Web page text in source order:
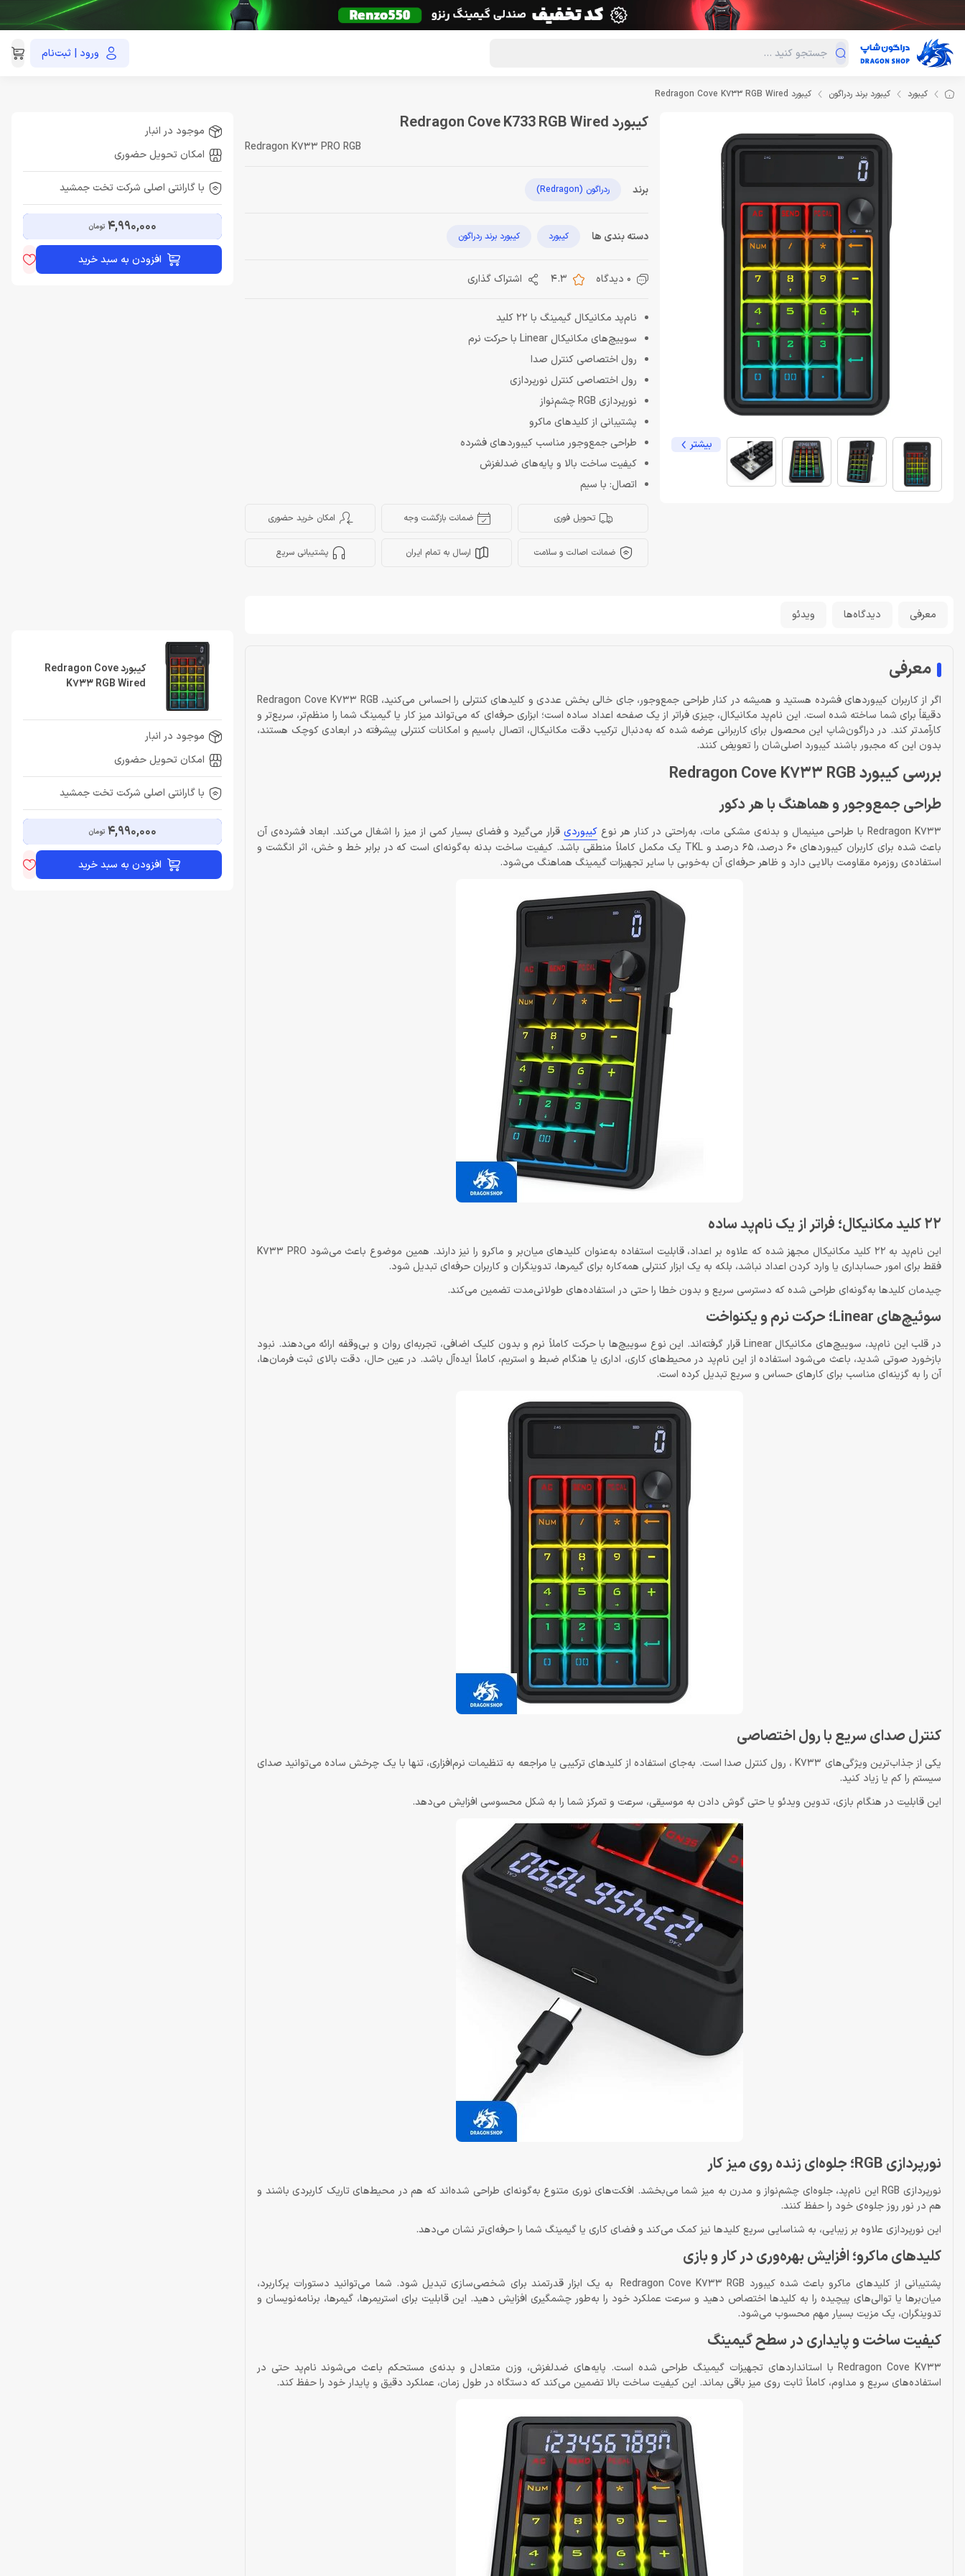
ورود | ثبت‌نام دسته‌بندی محصولات فروش ویژه 021-91035390
کیبورد کیبورد برند ردراگون کیبورد Redragon Cove K733 RGB Wired
بیشتر
کیبورد Redragon Cove K733 RGB Wired
Redragon K733 PRO RGB
برند ردراگون (Redragon)
دسته بندی ها کیبورد کیبورد برند ردراگون
0 دیدگاه 4.3 اشتراک گذاری
نام‌پد مکانیکال گیمینگ با 22 کلید
سوییچ‌های مکانیکال Linear با حرکت نرم
رول اختصاصی کنترل صدا
رول اختصاصی کنترل نورپردازی
نورپردازی RGB چشم‌نواز
پشتیبانی از کلیدهای ماکرو
طراحی جمع‌وجور مناسب کیبوردهای فشرده
کیفیت ساخت بالا و پایه‌های ضدلغزش
اتصال: با سیم
تحویل فوری ضمانت بازگشت وجه امکان خرید حضوری
ضمانت اصالت و سلامت ارسال به تمام ایران پشتیبانی سریع
موجود در انبار
امکان تحویل حضوری
با گارانتی اصلی شرکت تخت جمشید
4,990,000 تومان
افزودن به سبد خرید
معرفی دیدگاه‌ها ویدئو
معرفی
اگر از کاربران کیبوردهای فشرده هستید و همیشه در کنار طراحی جمع‌وجور، جای خالی بخش عددی و کلیدهای کنترلی را احساس می‌کنید، Redragon Cove K733 RGB
دقیقاً برای شما ساخته شده است. این نام‌پد مکانیکال، چیزی فراتر از یک صفحه اعداد ساده است؛ ابزاری حرفه‌ای که می‌تواند میز کار یا گیمینگ شما را منظم‌تر، سریع‌تر و
کارآمدتر کند. در دراگون‌شاپ این محصول برای کاربرانی عرضه شده که به‌دنبال ترکیب دقت مکانیکال، اتصال باسیم و امکانات کنترلی پیشرفته در ابعادی کوچک هستند،
بدون این که مجبور باشند کیبورد اصلی‌شان را تعویض کنند.
بررسی کیبورد Redragon Cove K733 RGB
طراحی جمع‌وجور و هماهنگ با هر دکور
Redragon K733 با طراحی مینیمال و بدنه‌ی مشکی مات، به‌راحتی در کنار هر نوع کیبوردی قرار می‌گیرد و فضای بسیار کمی از میز را اشغال می‌کند. ابعاد فشرده‌ی آن
باعث شده برای کاربران کیبوردهای 60 درصد، 65 درصد و TKL یک مکمل کاملاً منطقی باشد. کیفیت ساخت بدنه به‌گونه‌ای است که در برابر خط و خش، اثر انگشت و
استفاده‌ی روزمره مقاومت بالایی دارد و ظاهر حرفه‌ای آن به‌خوبی با سایر تجهیزات گیمینگ هماهنگ می‌شود.
22 کلید مکانیکال؛ فراتر از یک نام‌پد ساده
این نام‌پد به 22 کلید مکانیکال مجهز شده که علاوه بر اعداد، قابلیت استفاده به‌عنوان کلیدهای میان‌بر و ماکرو را نیز دارند. همین موضوع باعث می‌شود K733 PRO
فقط برای امور حسابداری یا وارد کردن اعداد نباشد، بلکه به یک ابزار کنترلی همه‌کاره برای گیمرها، تدوینگران و کاربران حرفه‌ای تبدیل شود.
چیدمان کلیدها به‌گونه‌ای طراحی شده که دسترسی سریع و بدون خطا را حتی در استفاده‌های طولانی‌مدت تضمین می‌کند.
سوئیچ‌های Linear؛ حرکت نرم و یکنواخت
در قلب این نام‌پد، سوییچ‌های مکانیکال Linear قرار گرفته‌اند. این نوع سوییچ‌ها با حرکت کاملاً نرم و بدون کلیک اضافی، تجربه‌ای روان و بی‌وقفه ارائه می‌دهند. نبود
بازخورد صوتی شدید، باعث می‌شود استفاده از این نام‌پد در محیط‌های کاری، اداری یا هنگام ضبط و استریم، کاملاً ایده‌آل باشد. در عین حال، دقت بالای ثبت فرمان‌ها،
آن را به گزینه‌ای مناسب برای کارهای حساس و سریع تبدیل کرده است.
کنترل صدای سریع با رول اختصاصی
یکی از جذاب‌ترین ویژگی‌های K733 ، رول کنترل صدا است. به‌جای استفاده از کلیدهای ترکیبی یا مراجعه به تنظیمات نرم‌افزاری، تنها با یک چرخش ساده می‌توانید صدای
سیستم را کم یا زیاد کنید.
این قابلیت در هنگام بازی، تدوین ویدئو یا حتی گوش دادن به موسیقی، سرعت و تمرکز شما را به شکل محسوسی افزایش می‌دهد.
نورپردازی RGB؛ جلوه‌ای زنده روی میز کار
نورپردازی RGB این نام‌پد، جلوه‌ای چشم‌نواز و مدرن به میز شما می‌بخشد. افکت‌های نوری متنوع به‌گونه‌ای طراحی شده‌اند که هم در محیط‌های تاریک کاربردی باشند و
هم در نور روز جلوه‌ی خود را حفظ کنند.
این نورپردازی علاوه بر زیبایی، به شناسایی سریع کلیدها نیز کمک می‌کند و فضای کاری یا گیمینگ شما را حرفه‌ای‌تر نشان می‌دهد.
کلیدهای ماکرو؛ افزایش بهره‌وری در کار و بازی
پشتیبانی از کلیدهای ماکرو باعث شده کیبورد Redragon Cove K733 RGB به یک ابزار قدرتمند برای شخصی‌سازی تبدیل شود. شما می‌توانید دستورات پرکاربرد،
میان‌برها یا توالی‌های پیچیده را به کلیدها اختصاص دهید و سرعت عملکرد خود را به‌طور چشمگیری افزایش دهید. این قابلیت برای استریمرها، گیمرها، برنامه‌نویسان و
تدوینگران، یک مزیت بسیار مهم محسوب می‌شود.
کیفیت ساخت و پایداری در سطح گیمینگ
Redragon Cove K733 با استانداردهای تجهیزات گیمینگ طراحی شده است. پایه‌های ضدلغزش، وزن متعادل و بدنه‌ی مستحکم باعث می‌شوند نام‌پد حتی در
استفاده‌های سریع و مداوم، کاملاً ثابت روی میز باقی بماند. این کیفیت ساخت بالا تضمین می‌کند که دستگاه در طول زمان، عملکرد دقیق و پایدار خود را حفظ کند.
کیبورد Redragon Cove
K733 RGB Wired
موجود در انبار
امکان تحویل حضوری
با گارانتی اصلی شرکت تخت جمشید
4,990,000 تومان
افزودن به سبد خرید